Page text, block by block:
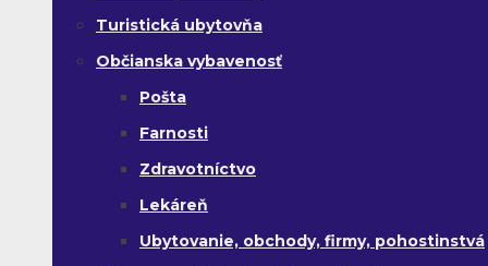
Turistická ubytovňa
Občianska vybavenosť
Pošta
Farnosti
Zdravotníctvo
Lekáreň
Ubytovanie, obchody, firmy, pohostinstvá